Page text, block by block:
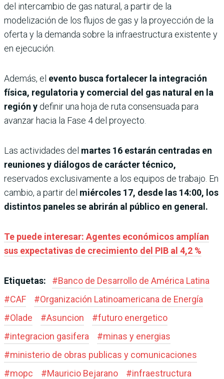
del intercambio de gas natural, a partir de la
modelización de los flujos de gas y la proyección de la
oferta y la demanda sobre la infraestructura existente y
en ejecución.
Además, el evento busca fortalecer la integración
física, regulatoria y comercial del gas natural en la
región y definir una hoja de ruta consensuada para
avanzar hacia la Fase 4 del proyecto.
Las actividades del martes 16 estarán centradas en
reuniones y diálogos de carácter técnico,
reservados exclusivamente a los equipos de trabajo. En
cambio, a partir del miércoles 17, desde las 14:00, los
distintos paneles se abrirán al público en general.
Te puede interesar: Agentes económicos amplían
sus expectativas de crecimiento del PIB al 4,2 %
Etiquetas: #Banco de Desarrollo de América Latina
#CAF #Organización Latinoamericana de Energía
#Olade #Asuncion #futuro energetico
#integracion gasifera #minas y energias
#ministerio de obras publicas y comunicaciones
#mopc #Mauricio Bejarano #infraestructura